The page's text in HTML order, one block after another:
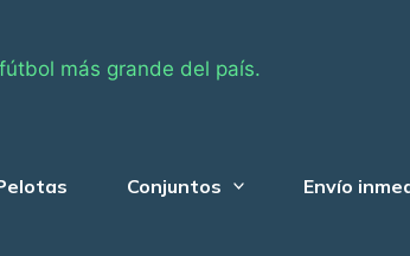
más grande del país.
Conjuntos Envío